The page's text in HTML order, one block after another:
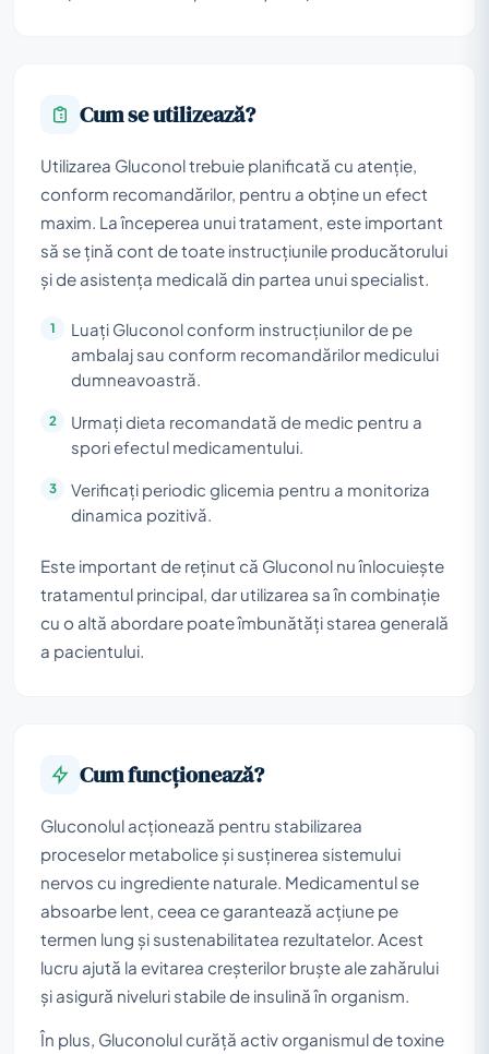
Cum se utilizează?
Utilizarea Gluconol trebuie planificată cu atenție,
conform recomandărilor, pentru a obține un efect
maxim. La începerea unui tratament, este important
să se țină cont de toate instrucțiunile producătorului
și de asistența medicală din partea unui specialist.
Luați Gluconol conform instrucțiunilor de pe
ambalaj sau conform recomandărilor medicului
dumneavoastră.
Urmați dieta recomandată de medic pentru a
spori efectul medicamentului.
Verificați periodic glicemia pentru a monitoriza
dinamica pozitivă.
Este important de reținut că Gluconol nu înlocuiește
tratamentul principal, dar utilizarea sa în combinație
cu o altă abordare poate îmbunătăți starea generală
a pacientului.
Cum funcționează?
Gluconolul acționează pentru stabilizarea
proceselor metabolice și susținerea sistemului
nervos cu ingrediente naturale. Medicamentul se
absoarbe lent, ceea ce garantează acțiune pe
termen lung și sustenabilitatea rezultatelor. Acest
lucru ajută la evitarea creșterilor bruște ale zahărului
și asigură niveluri stabile de insulină în organism.
În plus, Gluconolul curăță activ organismul de toxine